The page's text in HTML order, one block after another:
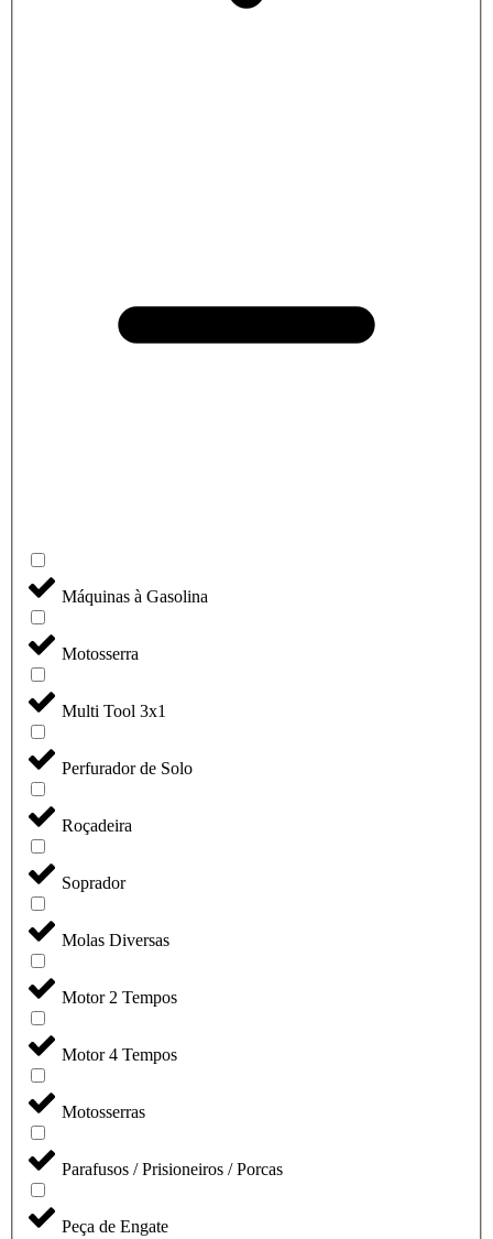
Máquinas à Gasolina
Motosserra
Multi Tool 3x1
Perfurador de Solo
Roçadeira
Soprador
Molas Diversas
Motor 2 Tempos
Motor 4 Tempos
Motosserras
Parafusos / Prisioneiros / Porcas
Peça de Engate